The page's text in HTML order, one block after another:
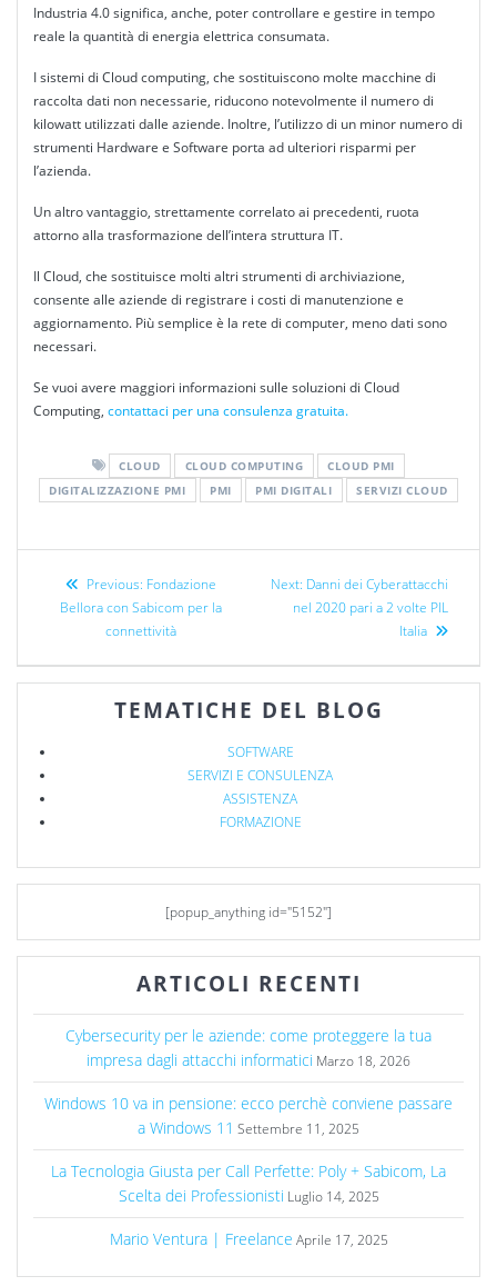
Industria 4.0 significa, anche, poter controllare e gestire in tempo
reale la quantità di energia elettrica consumata.
I sistemi di Cloud computing, che sostituiscono molte macchine di
raccolta dati non necessarie, riducono notevolmente il numero di
kilowatt utilizzati dalle aziende. Inoltre, l’utilizzo di un minor numero di
strumenti Hardware e Software porta ad ulteriori risparmi per
l’azienda.
Un altro vantaggio, strettamente correlato ai precedenti, ruota
attorno alla trasformazione dell’intera struttura IT.
Il Cloud, che sostituisce molti altri strumenti di archiviazione,
consente alle aziende di registrare i costi di manutenzione e
aggiornamento. Più semplice è la rete di computer, meno dati sono
necessari.
Se vuoi avere maggiori informazioni sulle soluzioni di Cloud
Computing, contattaci per una consulenza gratuita.
CLOUD CLOUD COMPUTING
CLOUD PMI
DIGITALIZZAZIONE PMI
PMI PMI DIGITALI SERVIZI CLOUD
Previous: Fondazione
Bellora con Sabicom per la
connettività
Next: Danni dei Cyberattacchi
nel 2020 pari a 2 volte PIL
Italia
TEMATICHE DEL BLOG
SOFTWARE
SERVIZI E CONSULENZA
ASSISTENZA
FORMAZIONE
[popup_anything id="5152"]
ARTICOLI RECENTI
Cybersecurity per le aziende: come proteggere la tua
impresa dagli attacchi informatici Marzo 18, 2026
Windows 10 va in pensione: ecco perchè conviene passare
a Windows 11 Settembre 11, 2025
La Tecnologia Giusta per Call Perfette: Poly + Sabicom, La
Scelta dei Professionisti Luglio 14, 2025
Mario Ventura | Freelance Aprile 17, 2025